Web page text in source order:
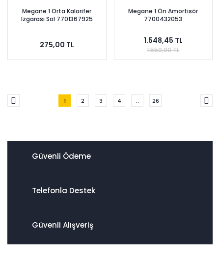
Megane 1 Orta Kalorifer
Izgarası Sol 7701367925
275,00 TL
Megane 1 Ön Amortisör
7700432053
1.548,45 TL
1.550,00 TL
1 2 3 4 .. 26
Güvenli Ödeme
Telefonla Destek
Güvenli Alışveriş